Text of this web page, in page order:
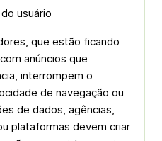
usuário
que estão ficando
anúncios que
interrompem o
de navegação ou
de dados, agências,
plataformas devem criar